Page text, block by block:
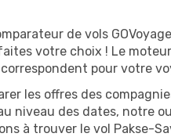
de vols
votre choix ! Le
pour votre
les offres des
niveau des dates, notre
à trouver le vol Pakse-